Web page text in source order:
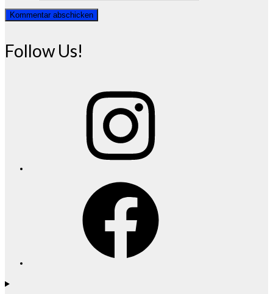
Follow Us!